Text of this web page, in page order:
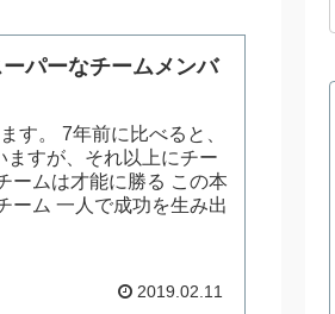
パーなチームメンバ
す。 7年前に比べると、
すが、それ以上にチー
ームは才能に勝る この本
ーム 一人で成功を生み出
2019.02.11